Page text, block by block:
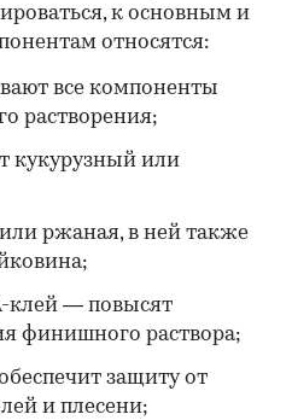
к основным и
относятся:
все компоненты
растворения;
кукурузный или
ржаная, в ней также
клей — повысят
финишного раствора;
защиту от
и плесени;